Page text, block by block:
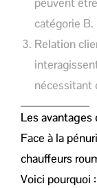
catégorie B.
Relation
nécessitant
Les
Face à la
chauffeurs
Voici pourquoi :